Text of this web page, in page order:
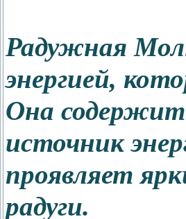
Радужная
энергией,
Она
источник
проявляет
радуги.